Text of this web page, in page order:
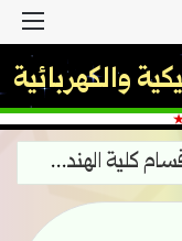
والكهربائية
البرنامج الأسبوعي لمحاضرات الفصل الثاني للعام الدراسي2025-2026